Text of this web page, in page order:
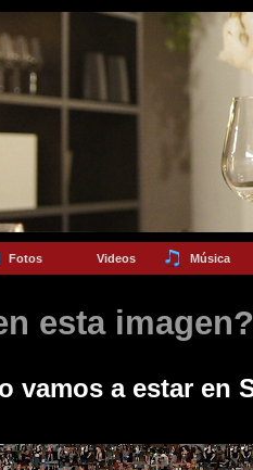
Fotos Videos Música
esta
vamos a estar en